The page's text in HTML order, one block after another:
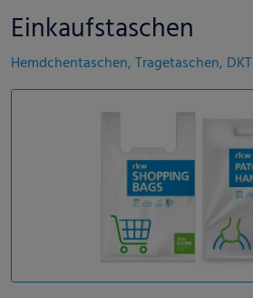
Einkaufstaschen
Hemdchentaschen, Tragetaschen, DKT